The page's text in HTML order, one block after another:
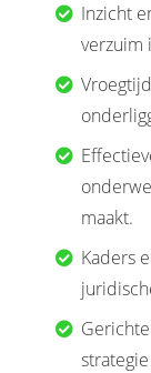
Inzicht
verzuim
maakt.
Kaders